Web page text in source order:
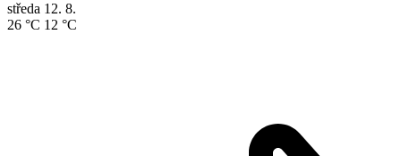
středa 12. 8.
26 °C 12 °C